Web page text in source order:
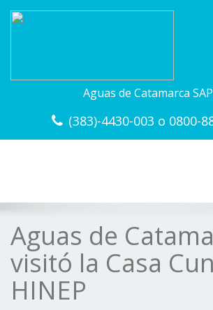
Aguas de Catamarca
(383)-4430-003 o 0800-
Aguas de
visitó la Casa
HINEP